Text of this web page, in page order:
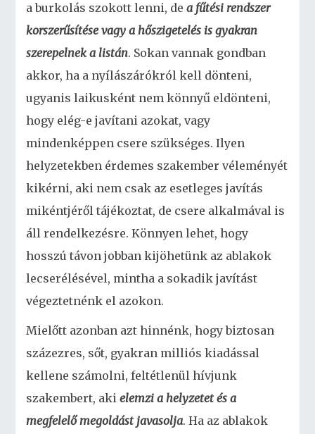
a burkolás szokott lenni, dea fűtési rendszer
korszerűsítése vagy a hőszigetelés is gyakran
szerepelnek a listán. Sokan vannak gondban
akkor, ha a nyílászárókról kell dönteni,
ugyanis laikusként nem könnyű eldönteni,
hogy elég-e javítani azokat, vagy
mindenképpen csere szükséges. Ilyen
helyzetekben érdemes szakember véleményét
kikérni, aki nem csak az esetleges javítás
mikéntjéről tájékoztat, de csere alkalmával is
áll rendelkezésre. Könnyen lehet, hogy
hosszú távon jobban kijöhetünk az ablakok
lecserélésével, mintha a sokadik javítást
végeztetnénk el azokon.
Mielőtt azonban azt hinnénk, hogy biztosan
százezres, sőt, gyakran milliós kiadással
kellene számolni, feltétlenül hívjunk
szakembert, akielemzi a helyzetet és a
megfelelő megoldást javasolja. Ha az ablakok